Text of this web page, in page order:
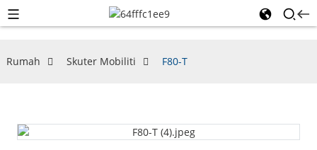
Rumah Skuter Mobiliti F80-T